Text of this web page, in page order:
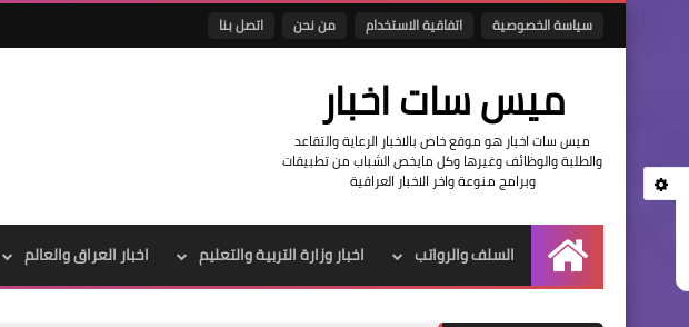
سياسة الخصوصية اتفاقية الاستخدام من نحن اتصل بنا
ميس سات اخبار
ميس سات اخبار هو موقع خاص بالاخبار الرعاية والتقاعد
والطلبة والوظائف وغيرها وكل مايخص الشباب من تطبيقات
وبرامج منوعة واخر الاخبار العراقية
الرئيسية
السلف والرواتب اخبار وزارة التربية والتعليم اخبار العراق والعالم